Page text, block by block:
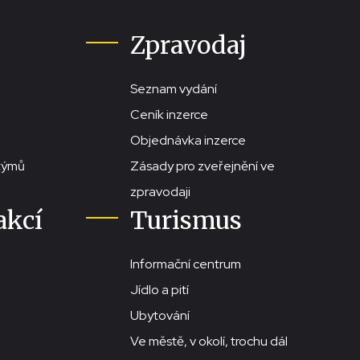
Zpravodaj
Seznam vydání
Ceník inzerce
Objednávka inzerce
Zásady pro zveřejnění ve
zpravodaji
Turismus
Informační centrum
Jídlo a pití
Ubytování
Ve městě, v okolí, trochu dál